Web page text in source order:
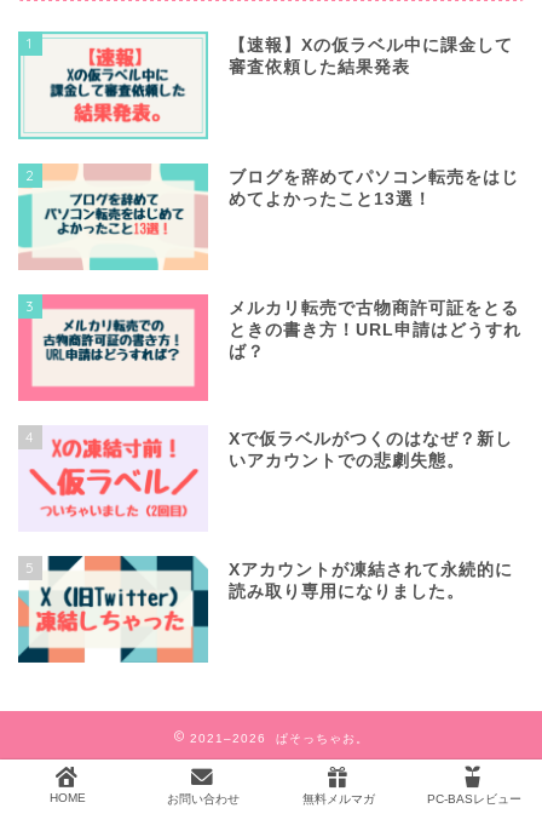
1
【速報】Xの仮ラベル中に課金して
審査依頼した結果発表
2
ブログを辞めてパソコン転売をはじ
めてよかったこと13選！
3
メルカリ転売で古物商許可証をとる
ときの書き方！URL申請はどうすれ
ば？
4
Xで仮ラベルがつくのはなぜ？新し
いアカウントでの悲劇失態。
5
Xアカウントが凍結されて永続的に
読み取り専用になりました。
2021–2026 ぱそっちゃお。
HOME お問い合わせ 無料メルマガ PC-BASレビュー